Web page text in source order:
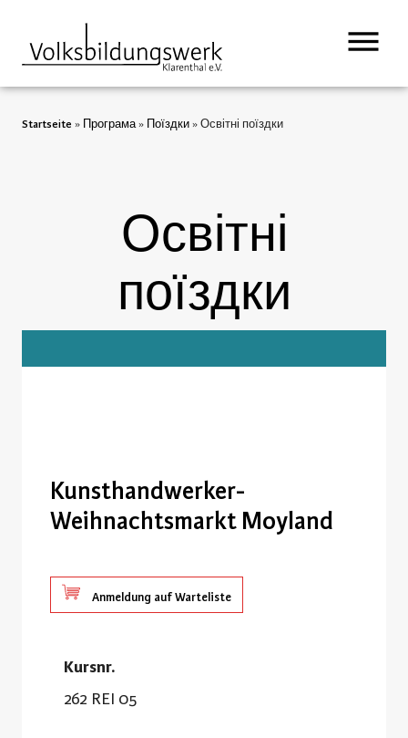
Startseite » Програма» Поїздки » Освітні поїздки
Освітні
поїздки
Kunsthandwerker-
Weihnachtsmarkt Moyland
Anmeldung auf Warteliste
Kursnr.
262 REI 05